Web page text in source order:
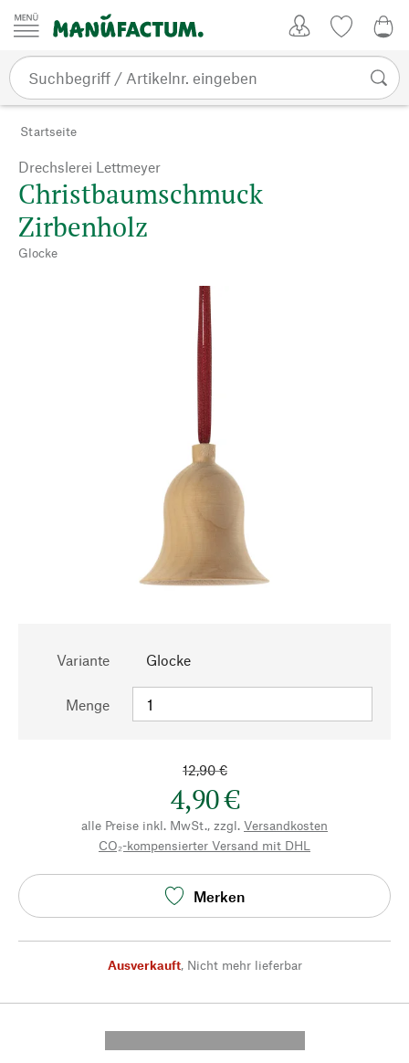
Zum Inhalt springen
Startseite
Drechslerei Lettmeyer
Christbaumschmuck
Zirbenholz
Glocke
Variante Glocke
Menge
12,90 €
4,90 €
alle Preise inkl. MwSt., zzgl. Versandkosten
CO₂-kompensierter Versand mit DHL
Merken
Ausverkauft, Nicht mehr lieferbar